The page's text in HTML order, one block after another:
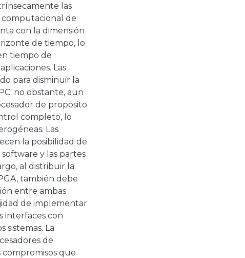
las
computacional de
con la dimensión
de tiempo, lo
tiempo de
Las
para disminuir la
no obstante, aun
de propósito
completo, lo
Las
la posibilidad de
y las partes
al distribuir la
también debe
entre ambas
de implementar
interfaces con
sistemas. La
de
que